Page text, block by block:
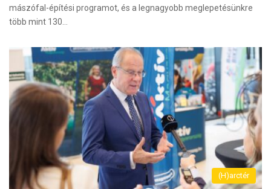
mászófal-építési programot, és a legnagyobb meglepetésünkre
több mint 130…
(H)arctér